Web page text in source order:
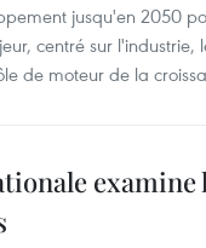
jusqu'en 2050
centré sur l'industrie,
de moteur de la